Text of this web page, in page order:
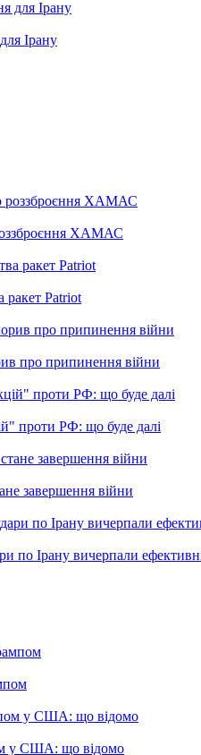
Ірану
ХАМАС
ракет Patriot
про припинення війни
проти РФ: що буде далі
завершення війни
по Ірану вичерпали
у США: що відомо